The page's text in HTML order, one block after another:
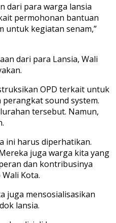
dari para warga lansia
permohonan bantuan
untuk kegiatan senam,”
dari para Lansia, Wali
OPD terkait untuk
sound system.
tersebut. Namun,
ini harus diperhatikan.
juga warga kita yang
dan kontribusinya
Kota.
juga mensosialisasikan
lansia.